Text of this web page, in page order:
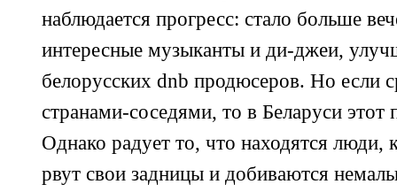
наблюдается прогресс: стало больше
интересные музыканты и ди-джеи,
белорусских dnb продюсеров. Но если
странами-соседями, то в Беларуси этот
Однако радует то, что находятся люди,
рвут свои задницы и добиваются